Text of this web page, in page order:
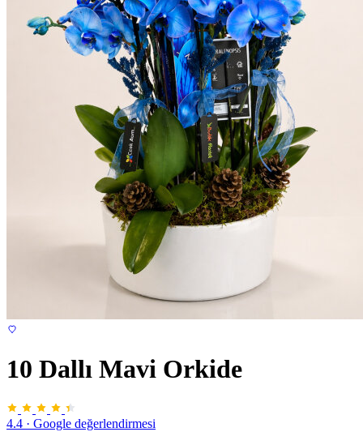
10 Dallı Mavi Orkide
4.4 · Google değerlendirmesi